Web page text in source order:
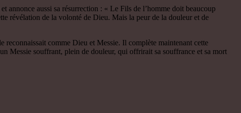
annonce aussi sa résurrection : « Le Fils de l’homme doit beaucoup
révélation de la volonté de Dieu. Mais la peur de la douleur et de
reconnaissait comme Dieu et Messie. Il complète maintenant cette
Messie souffrant, plein de douleur, qui offrirait sa souffrance et sa mort